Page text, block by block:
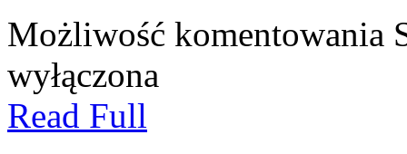
Możliwość komentowania
wyłączona
Read Full